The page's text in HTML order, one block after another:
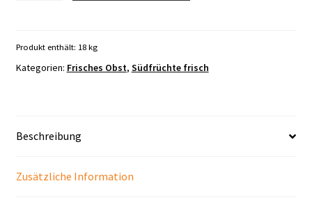
Menge
Produkt enthält: 18 kg
Kategorien: Frisches Obst, Südfrüchte frisch
Beschreibung
Zusätzliche Information